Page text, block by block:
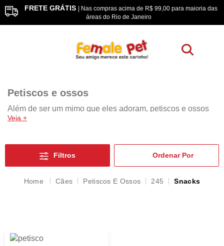
FRETE GRÁTIS | Nas compras acima de R$ 99,00 para maioria das
áreas do Rio de Janeiro
Petiscos e ossos
Além de ser um mimo que eles adoram, petiscos e ossos
ajudam no adestramento de cães, na saúde bucal e no
do cachorro.
Veja +
Cães Petiscos E Ossos 245 Snacks
Filtros